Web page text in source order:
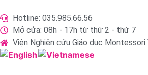
Hotline: 035.985.66.56
Mở cửa: 08h - 17h từ thứ 2 - thứ 7
Viện Nghiên cứu Giáo dục Montessori